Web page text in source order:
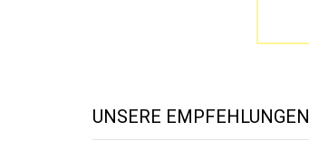
UNSERE EMPFEHLUNGEN